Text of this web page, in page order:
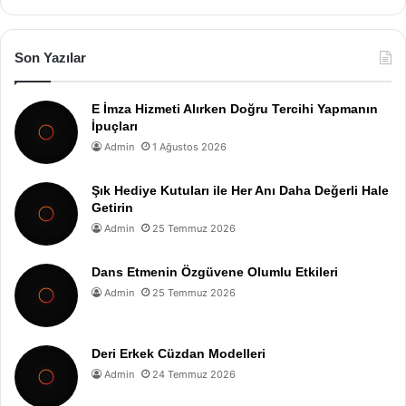
Son Yazılar
E İmza Hizmeti Alırken Doğru Tercihi Yapmanın
İpuçları
Admin 1 Ağustos 2026
Şık Hediye Kutuları ile Her Anı Daha Değerli Hale
Getirin
Admin 25 Temmuz 2026
Dans Etmenin Özgüvene Olumlu Etkileri
Admin 25 Temmuz 2026
Deri Erkek Cüzdan Modelleri
Admin 24 Temmuz 2026